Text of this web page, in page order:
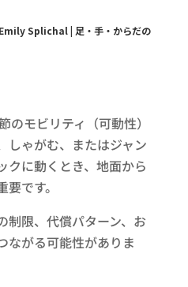
Splichal| 足・手・からだの
のモビリティ（可動性）
しゃがむ、またはジャン
クに動くとき、地面から
です。
制限、代償パターン、お
ながる可能性がありま